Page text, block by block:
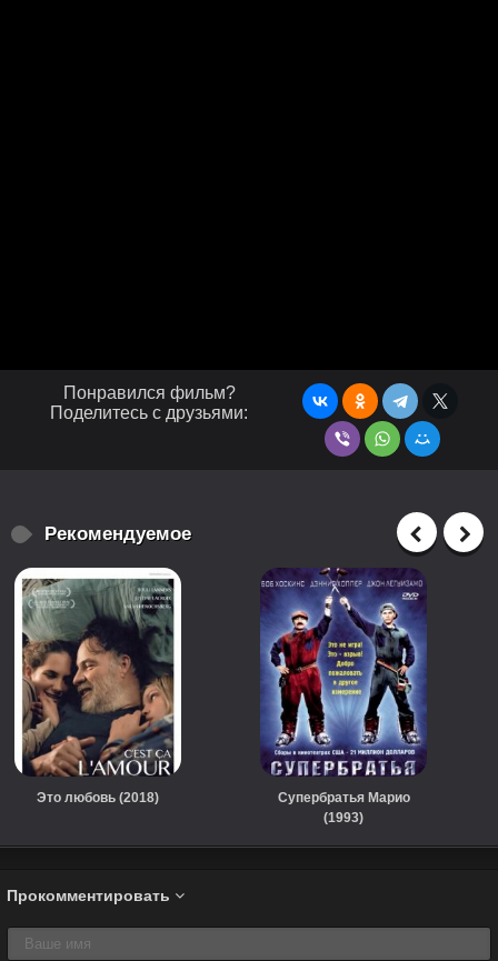
Понравился фильм?
Поделитесь с друзьями:
Рекомендуемое
Это любовь (2018)
Супербратья Марио
(1993)
Прокомментировать